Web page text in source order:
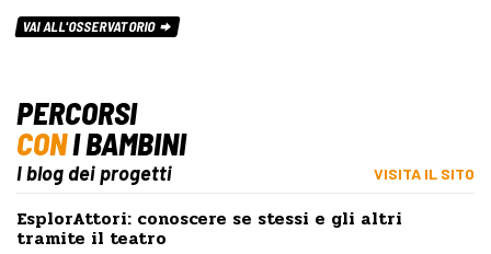
VAI ALL'OSSERVATORIO
PERCORSI
CONI BAMBINI
I blog dei progetti VISITA IL SITO
EsplorAttori: conoscere se stessi e gli altri
tramite il teatro